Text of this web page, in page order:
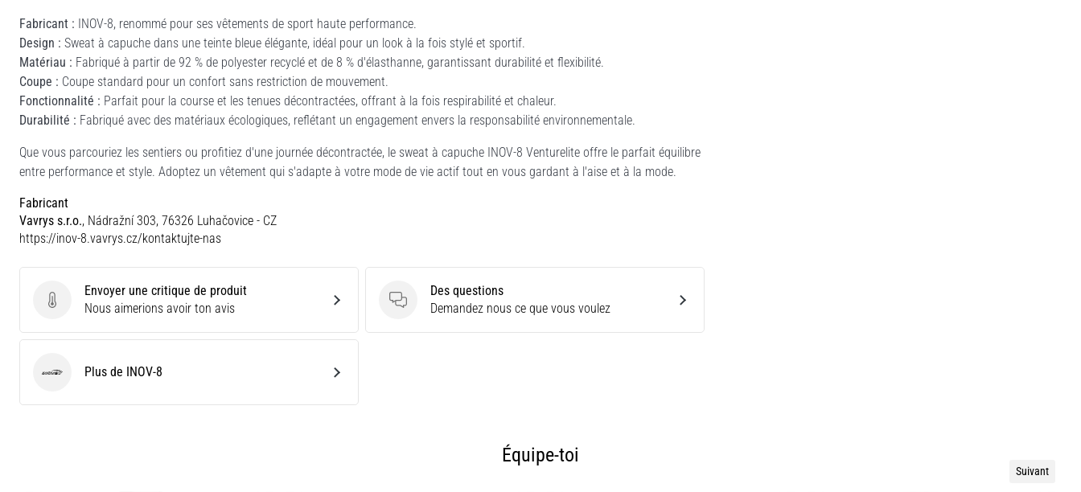
Fabricant : INOV-8, renommé pour ses vêtements de sport haute performance.
Design : Sweat à capuche dans une teinte bleue élégante, idéal pour un look à la fois stylé et sportif.
Matériau : Fabriqué à partir de 92 % de polyester recyclé et de 8 % d'élasthanne, garantissant durabilité et flexibilité.
Coupe : Coupe standard pour un confort sans restriction de mouvement.
Fonctionnalité : Parfait pour la course et les tenues décontractées, offrant à la fois respirabilité et chaleur.
Durabilité : Fabriqué avec des matériaux écologiques, reflétant un engagement envers la responsabilité environnementale.
Que vous parcouriez les sentiers ou profitiez d'une journée décontractée, le sweat à capuche INOV-8 Venturelite offre le parfait équilibre
entre performance et style. Adoptez un vêtement qui s'adapte à votre mode de vie actif tout en vous gardant à l'aise et à la mode.
Fabricant
Vavrys s.r.o., Nádražní 303, 76326 Luhačovice - CZ
https://inov-8.vavrys.cz/kontaktujte-nas
Envoyer une critique de produit
Envoyer une critique de produit
Nous aimerions avoir ton avis
Des questions
Des questions
Demandez nous ce que vous voulez
INOV-8Plus de INOV-8
Équipe-toi
Suivant